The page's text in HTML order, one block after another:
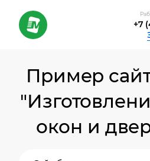
+7
Пример
окон и